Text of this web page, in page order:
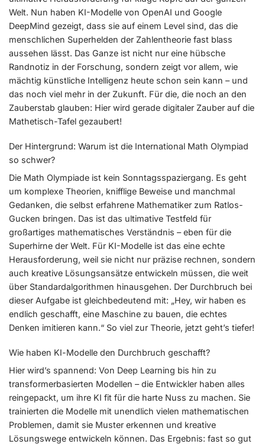
Welt. Nun haben KI-Modelle von OpenAI und Google
DeepMind gezeigt, dass sie auf einem Level sind, das die
menschlichen Superhelden der Zahlentheorie fast blass
aussehen lässt. Das Ganze ist nicht nur eine hübsche
Randnotiz in der Forschung, sondern zeigt vor allem, wie
mächtig künstliche Intelligenz heute schon sein kann – und
das noch viel mehr in der Zukunft. Für die, die noch an den
Zauberstab glauben: Hier wird gerade digitaler Zauber auf die
Mathetisch-Tafel gezaubert!
Der Hintergrund: Warum ist die International Math Olympiad
so schwer?
Die Math Olympiade ist kein Sonntagsspaziergang. Es geht
um komplexe Theorien, knifflige Beweise und manchmal
Gedanken, die selbst erfahrene Mathematiker zum Ratlos-
Gucken bringen. Das ist das ultimative Testfeld für
großartiges mathematisches Verständnis – eben für die
Superhirne der Welt. Für KI-Modelle ist das eine echte
Herausforderung, weil sie nicht nur präzise rechnen, sondern
auch kreative Lösungsansätze entwickeln müssen, die weit
über Standardalgorithmen hinausgehen. Der Durchbruch bei
dieser Aufgabe ist gleichbedeutend mit: „Hey, wir haben es
endlich geschafft, eine Maschine zu bauen, die echtes
Denken imitieren kann.“ So viel zur Theorie, jetzt geht’s tiefer!
Wie haben KI-Modelle den Durchbruch geschafft?
Hier wird’s spannend: Von Deep Learning bis hin zu
transformerbasierten Modellen – die Entwickler haben alles
reingepackt, um ihre KI fit für die harte Nuss zu machen. Sie
trainierten die Modelle mit unendlich vielen mathematischen
Problemen, damit sie Muster erkennen und kreative
Lösungswege entwickeln können. Das Ergebnis: fast so gut